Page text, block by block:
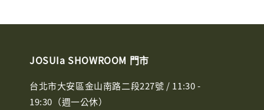
JOSUIa SHOWROOM 門市
台北市大安區金山南路二段227號 / 11:30 -
19:30（週一公休）